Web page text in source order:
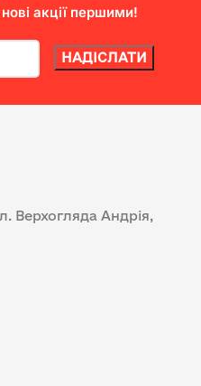
акції першими!
Верхогляда Андрія,